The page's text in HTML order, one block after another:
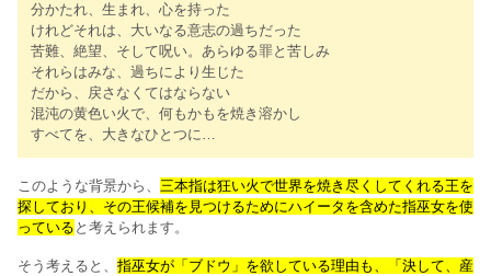
分かたれ、生まれ、心を持った
けれどそれは、大いなる意志の過ちだった
苦難、絶望、そして呪い。あらゆる罪と苦しみ
それらはみな、過ちにより生じた
だから、戻さなくてはならない
混沌の黄色い火で、何もかもを焼き溶かし
すべてを、大きなひとつに…
このような背景から、 三本指は狂い火で世界を焼き尽くしてくれる王を
探しており、その王候補を見つけるためにハイータを含めた指巫女を使
っている と考えられます。
そう考えると、 指巫女が「ブドウ」を欲している理由も、「決して、産